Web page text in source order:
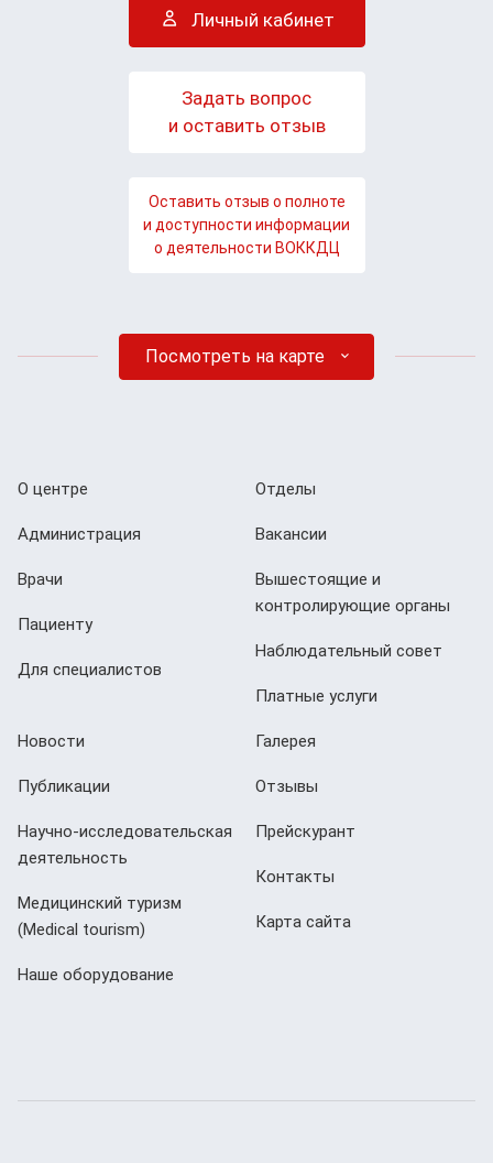
Личный кабинет
Задать вопрос
и оставить отзыв
Оставить отзыв о полноте
и доступности информации
о деятельности ВОККДЦ
Посмотреть на карте
О центре
Администрация
Врачи
Пациенту
Для специалистов
Отделы
Вакансии
Вышестоящие и
контролирующие органы
Наблюдательный совет
Платные услуги
Новости
Публикации
Научно-исследовательская
деятельность
Медицинский туризм
(Мedical tourism)
Наше оборудование
Галерея
Отзывы
Прейскурант
Контакты
Карта сайта